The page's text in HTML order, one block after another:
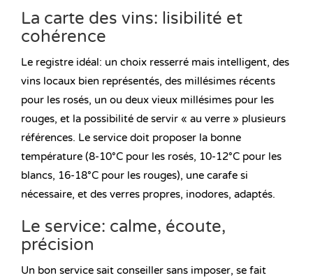
La carte des vins: lisibilité et
cohérence
Le registre idéal: un choix resserré mais intelligent, des
vins locaux bien représentés, des millésimes récents
pour les rosés, un ou deux vieux millésimes pour les
rouges, et la possibilité de servir « au verre » plusieurs
références. Le service doit proposer la bonne
température (8-10°C pour les rosés, 10-12°C pour les
blancs, 16-18°C pour les rouges), une carafe si
nécessaire, et des verres propres, inodores, adaptés.
Le service: calme, écoute,
précision
Un bon service sait conseiller sans imposer, se fait